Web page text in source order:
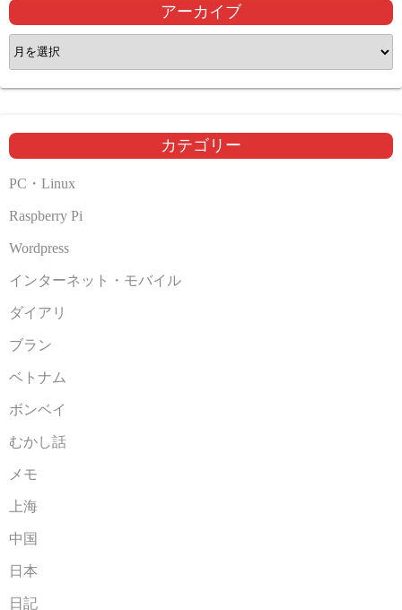
アーカイブ
ア
ー
カ
ブ
カテゴリー
PC・Linux
Raspberry Pi
Wordpress
インターネット・モバイル
ダイアリ
ブラン
ベトナム
ボンベイ
むかし話
メモ
上海
中国
日本
日記